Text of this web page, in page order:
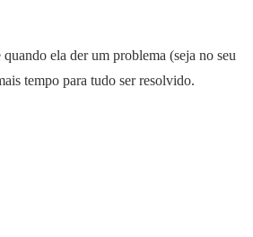
ela der um problema (seja no seu
tempo para tudo ser resolvido.